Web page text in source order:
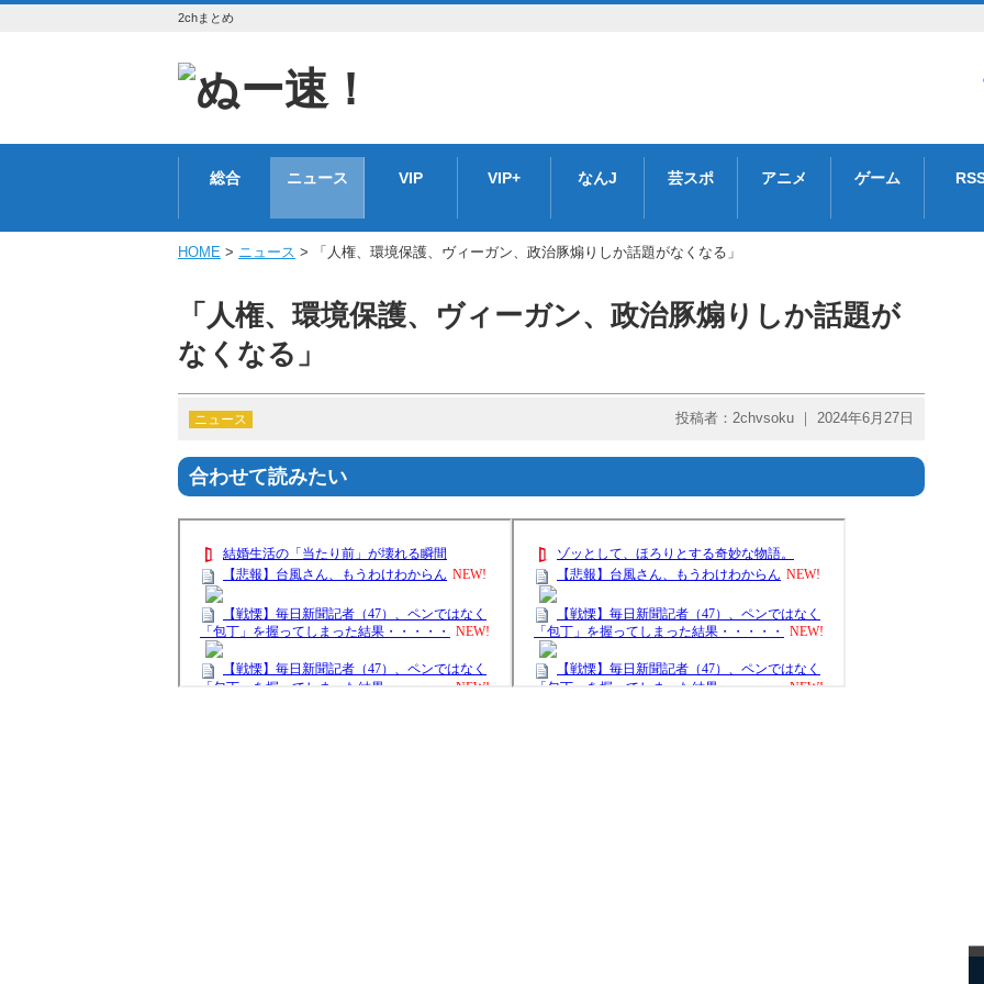
2chまとめ
総合 ニュース VIP VIP+ なんJ 芸スポ アニメ ゲーム
HOME > ニュース > 「人権、環境保護、ヴィーガン、政治豚煽りしか話題がなくなる」
「人権、環境保護、ヴィーガン、政治豚煽りしか話題が
なくなる」
ニュース 投稿者：2chvsoku ｜ 2024年6月27日
合わせて読みたい